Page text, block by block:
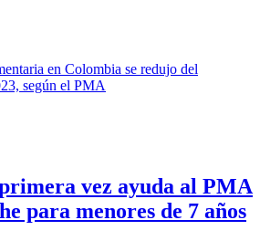
vez ayuda al PMA
para menores de 7 años